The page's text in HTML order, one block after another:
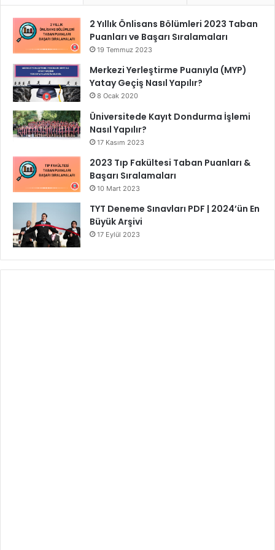
2 Yıllık Önlisans Bölümleri 2023 Taban
Puanları ve Başarı Sıralamaları
19 Temmuz 2023
Merkezi Yerleştirme Puanıyla (MYP)
Yatay Geçiş Nasıl Yapılır?
8 Ocak 2020
Üniversitede Kayıt Dondurma İşlemi
Nasıl Yapılır?
17 Kasım 2023
2023 Tıp Fakültesi Taban Puanları &
Başarı Sıralamaları
10 Mart 2023
TYT Deneme Sınavları PDF | 2024’ün En
Büyük Arşivi
17 Eylül 2023